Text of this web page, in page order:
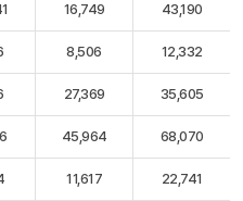
16,749 43,190
8,506 12,332
27,369 35,605
45,964 68,070
11,617 22,741